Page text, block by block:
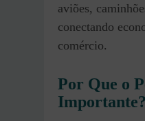
aviões,
conectando
comércio.
Por Que o
Importante?